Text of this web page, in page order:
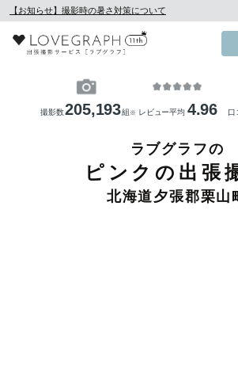
【お知らせ】撮影時の暑さ対策について
撮影数205,193組 ※ レビュー平均 4.96 口
ラブグラフの
ピンクの出張
北海道夕張郡栗山